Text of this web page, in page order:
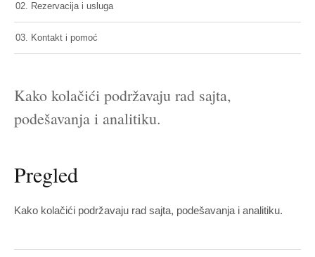
02. Rezervacija i usluga
03. Kontakt i pomoć
Kako kolačići podržavaju rad sajta,
podešavanja i analitiku.
Pregled
Kako kolačići podržavaju rad sajta, podešavanja i analitiku.